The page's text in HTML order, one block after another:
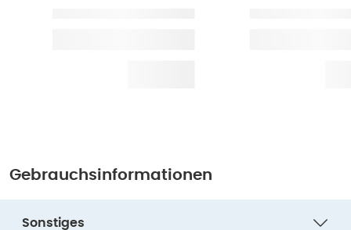
Gebrauchsinformationen
Sonstiges